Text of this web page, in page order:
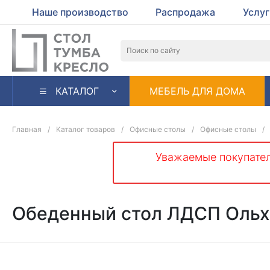
Наше производство Распродажа
КАТАЛОГ МЕБЕЛЬ ДЛЯ ДОМА
Главная / Каталог товаров / Офисные столы / Офисные столы /
Уважаемые
Обеденный стол ЛДСП